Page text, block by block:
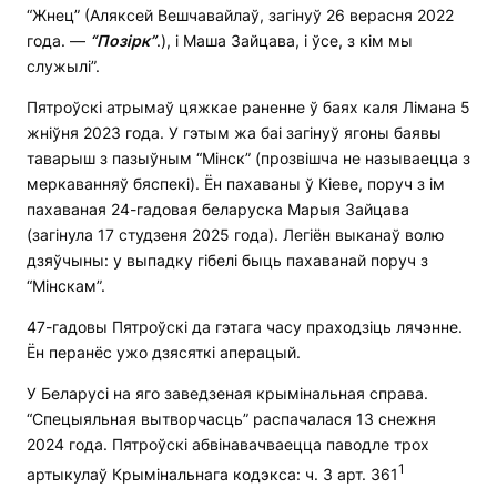
“Жнец” (Аляксей Вешчавайлаў, загінуў 26 верасня 2022
года. — “Позірк”.), і Маша Зайцава, і ўсе, з кім мы
служылі”.
Пятроўскі атрымаў цяжкае раненне ў баях каля Лімана 5
жніўня 2023 года. У гэтым жа баі загінуў ягоны баявы
таварыш з пазыўным “Мінск” (прозвішча не называецца з
меркаванняў бяспекі). Ён пахаваны ў Кіеве, поруч з ім
пахаваная 24-гадовая беларуска Марыя Зайцава
(загінула 17 студзеня 2025 года). Легіён выканаў волю
дзяўчыны: у выпадку гібелі быць пахаванай поруч з
“Мінскам”.
47-гадовы Пятроўскі да гэтага часу праходзіць лячэнне.
Ён перанёс ужо дзясяткі аперацый.
У Беларусі на яго заведзеная крымінальная справа.
“Спецыяльная вытворчасць” распачалася 13 снежня
2024 года. Пятроўскі абвінавачваецца паводле трох
артыкулаў Крымінальнага кодэкса: ч. 3 арт. 3611